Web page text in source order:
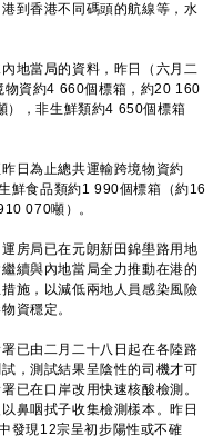
到香港不同碼頭的航線等，水
地當局的資料，昨日（六月二
物資約4 660個標箱，約20 160
），非生鮮類約4 650個標箱
日為止總共運輸跨境物資約
鮮食品類約1 990個標箱（約16
070噸）。
房局已在元朗新田錦壆路用地
續與內地當局全力推動在港的
施，以減低兩地人員感染風險
資穩定。
已由二月二十八日起在各陸路
，測試結果呈陰性的司機才可
已在口岸改用快速核酸檢測。
鼻咽拭子收集檢測樣本。昨日
發現12宗呈初步陽性或不確